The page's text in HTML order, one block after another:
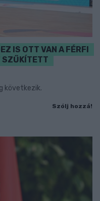
IS OTT VAN A FÉRFI
SZŰKÍTETT
következik.
Szólj hozzá!